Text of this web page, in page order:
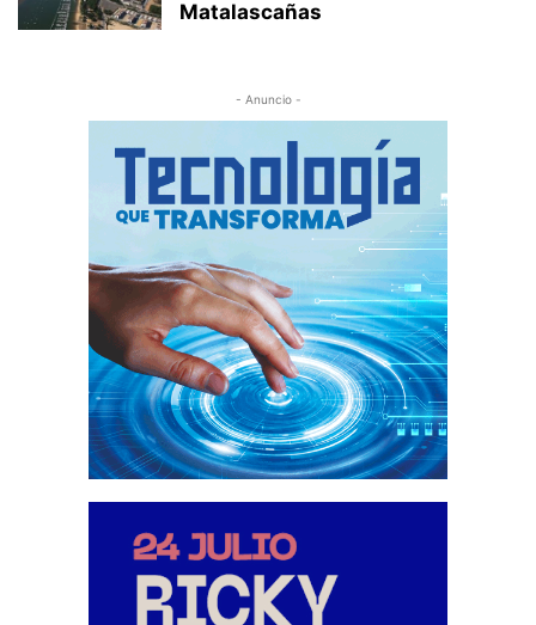
Matalascañas
- Anuncio -